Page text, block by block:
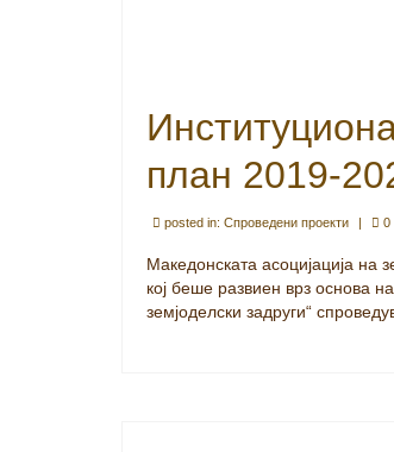
план 2019-
posted in: Спроведени проекти | 0
Македонската асоцијација на
кој беше развиен врз основа
земјоделски задруги“